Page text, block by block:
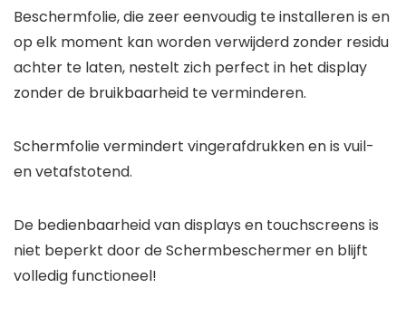
Beschermfolie, die zeer eenvoudig te installeren is en
op elk moment kan worden verwijderd zonder residu
achter te laten, nestelt zich perfect in het display
zonder de bruikbaarheid te verminderen.
Schermfolie vermindert vingerafdrukken en is vuil-
en vetafstotend.
De bedienbaarheid van displays en touchscreens is
niet beperkt door de Schermbeschermer en blijft
volledig functioneel!